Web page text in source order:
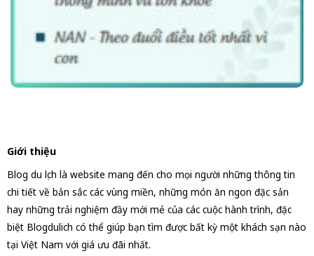
Giới thiệu
Blog du lịch là website mang đến cho mọi người những thông tin
chi tiết về bản sắc các vùng miền, những món ăn ngon đặc sản
hay những trải nghiệm đầy mới mẻ của các cuộc hành trình, đặc
biệt Blogdulich có thể giúp bạn tìm được bất kỳ một khách sạn nào
tại Việt Nam với giá ưu đãi nhất.